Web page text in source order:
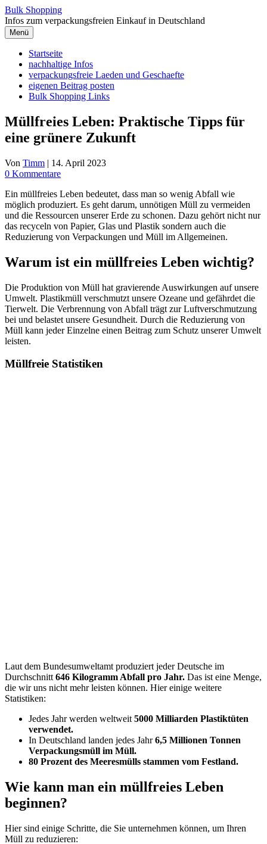
Zum
Inhalt
springen
Bulk Shopping
Infos zum verpackungsfreien Einkauf in Deutschland
Menü
Startseite
nachhaltige Infos
verpackungsfreie Laeden und Geschaefte
eigenen Beitrag posten
Bulk Shopping Links
Müllfreies Leben: Praktische Tipps für
eine grünere Zukunft
Von Timm | 14. April 2023
0 Kommentare
Ein müllfreies Leben bedeutet, dass man so wenig Abfall wie
möglich produziert. Es geht darum, unnötigen Müll zu vermeiden
und die Ressourcen unserer Erde zu schonen. Dazu gehört nicht nur
das recyceln von Papier, Glas und Plastik sondern auch die
Reduzierung von Verpackungen und Müll im Allgemeinen.
Warum ist ein müllfreies Leben wichtig?
Die Produktion von Müll hat gravierende Auswirkungen auf unsere
Umwelt. Plastikmüll verschmutzt unsere Ozeane und gefährdet die
Tierwelt. Die Verbrennung von Abfall trägt zur Luftverschmutzung
bei und belastet unsere Gesundheit. Durch die Reduzierung von
Müll kann jeder Einzelne einen Beitrag zum Schutz unserer Umwelt
leisten.
Müllfreie Statistiken
Laut dem Bundesumweltamt produziert jeder Deutsche im
Durchschnitt 646 Kilogramm Abfall pro Jahr. Das ist eine Menge,
die wir uns nicht mehr leisten können. Hier einige weitere
Statistiken:
Jedes Jahr werden weltweit 5000 Milliarden Plastiktüten
verwendet.
In Deutschland landen jedes Jahr6,5 Millionen Tonnen
Verpackungsmüll im Müll.
80 Prozent des Meeresmülls stammen vom Festland.
Wie kann man ein müllfreies Leben
beginnen?
Hier sind einige Schritte, die Sie unternehmen können, um Ihren
Müll zu reduzieren: